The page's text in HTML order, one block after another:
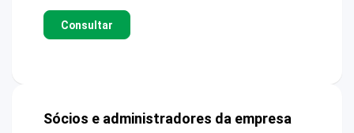
Consultar
Sócios e administradores da empresa